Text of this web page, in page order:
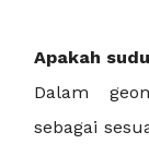
Apakah
Dalam
sebagai